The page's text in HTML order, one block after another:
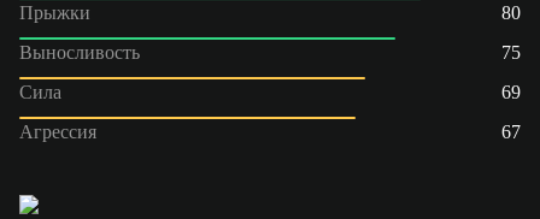
Прыжки
80
Выносливость
75
Сила
69
Агрессия
67